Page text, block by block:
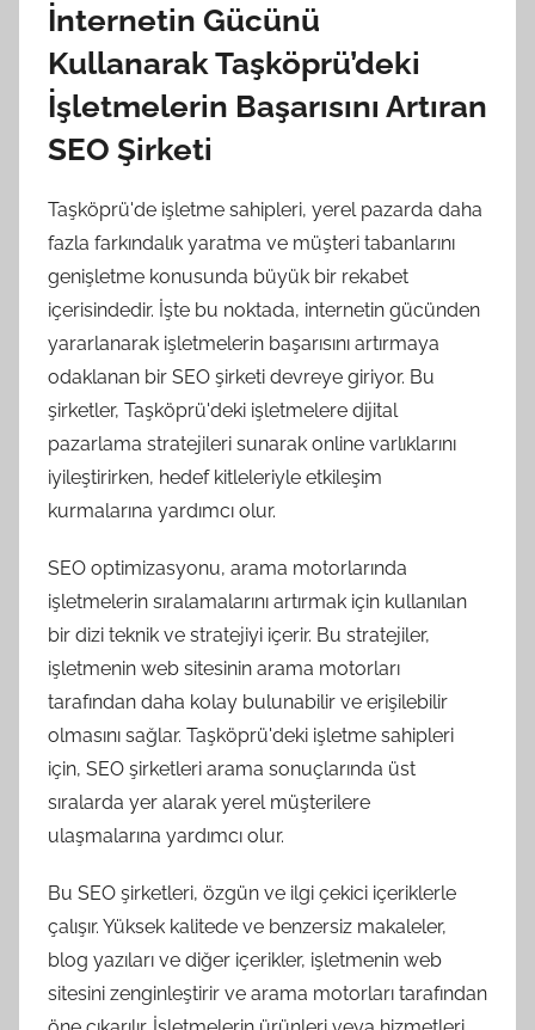
İnternetin Gücünü
Kullanarak Taşköprü’deki
İşletmelerin Başarısını Artıran
SEO Şirketi
Taşköprü'de işletme sahipleri, yerel pazarda daha
fazla farkındalık yaratma ve müşteri tabanlarını
genişletme konusunda büyük bir rekabet
içerisindedir. İşte bu noktada, internetin gücünden
yararlanarak işletmelerin başarısını artırmaya
odaklanan bir SEO şirketi devreye giriyor. Bu
şirketler, Taşköprü'deki işletmelere dijital
pazarlama stratejileri sunarak online varlıklarını
iyileştirirken, hedef kitleleriyle etkileşim
kurmalarına yardımcı olur.
SEO optimizasyonu, arama motorlarında
işletmelerin sıralamalarını artırmak için kullanılan
bir dizi teknik ve stratejiyi içerir. Bu stratejiler,
işletmenin web sitesinin arama motorları
tarafından daha kolay bulunabilir ve erişilebilir
olmasını sağlar. Taşköprü'deki işletme sahipleri
için, SEO şirketleri arama sonuçlarında üst
sıralarda yer alarak yerel müşterilere
ulaşmalarına yardımcı olur.
Bu SEO şirketleri, özgün ve ilgi çekici içeriklerle
çalışır. Yüksek kalitede ve benzersiz makaleler,
blog yazıları ve diğer içerikler, işletmenin web
sitesini zenginleştirir ve arama motorları tarafından